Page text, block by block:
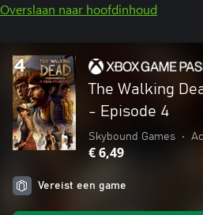
Overslaan naar hoofdinhoud
The Walking
- Episode 4
Skybound Games •
€ 6,49
Vereist een game